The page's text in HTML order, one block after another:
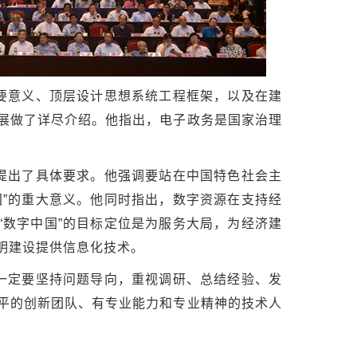
义、顶层设计思想系统工程框架，以及在建
做了详尽介绍。他指出，电子政务是国家治理
了具体要求。他强调要站在中国特色社会主
的重大意义。他同时指出，数字资源在支持经
字中国”的目标定位是为服务大局，为经济建
设提供信息化技术。
要坚持问题导向，重视调研、总结经验、发
的创新团队、有专业能力和专业精神的技术人